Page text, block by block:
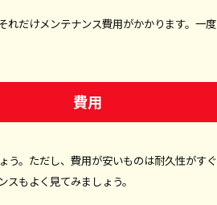
だけメンテナンス費用がかかります。一
費用
。ただし、費用が安いものは耐久性がす
もよく見てみましょう。